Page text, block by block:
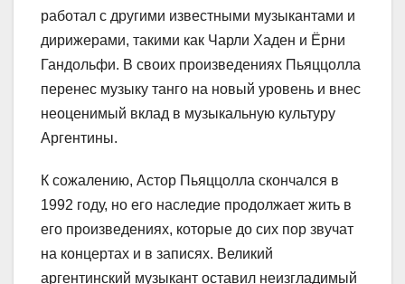
работал с другими известными музыкантами и
дирижерами, такими как Чарли Хаден и Ёрни
Гандольфи. В своих произведениях Пьяццолла
перенес музыку танго на новый уровень и внес
неоценимый вклад в музыкальную культуру
Аргентины.
К сожалению, Астор Пьяццолла скончался в
1992 году, но его наследие продолжает жить в
его произведениях, которые до сих пор звучат
на концертах и в записях. Великий
аргентинский музыкант оставил неизгладимый